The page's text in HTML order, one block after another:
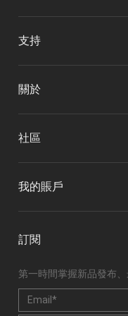
支持
關於
社區
我的賬戶
訂閱
第一時間掌握新品發布